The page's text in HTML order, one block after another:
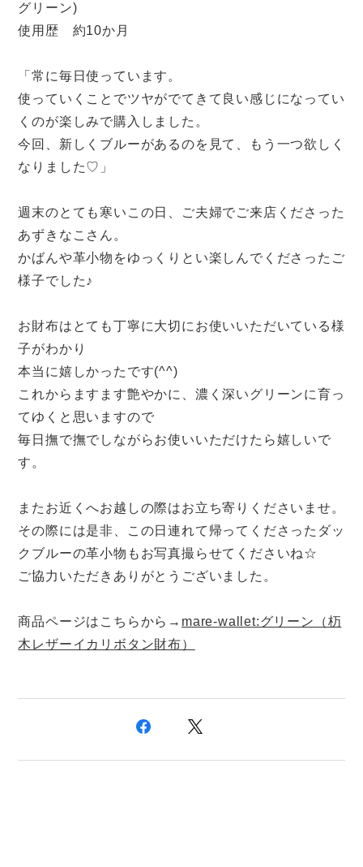
グリーン)
使用歴 約10か月
「常に毎日使っています。
使っていくことでツヤがでてきて良い感じになってい
くのが楽しみで購入しました。
今回、新しくブルーがあるのを見て、もう一つ欲しく
なりました♡」
週末のとても寒いこの日、ご夫婦でご来店くださった
あずきなこさん。
かばんや革小物をゆっくりとい楽しんでくださったご
様子でした♪
お財布はとても丁寧に大切にお使いいただいている様
子がわかり
本当に嬉しかったです(^^)
これからますます艶やかに、濃く深いグリーンに育っ
てゆくと思いますので
毎日撫で撫でしながらお使いいただけたら嬉しいで
す。
またお近くへお越しの際はお立ち寄りくださいませ。
その際には是非、この日連れて帰ってくださったダッ
クブルーの革小物もお写真撮らせてくださいね☆
ご協力いただきありがとうございました。
商品ページはこちらから→ mare-wallet:グリーン（杤
木レザーイカリボタン財布）